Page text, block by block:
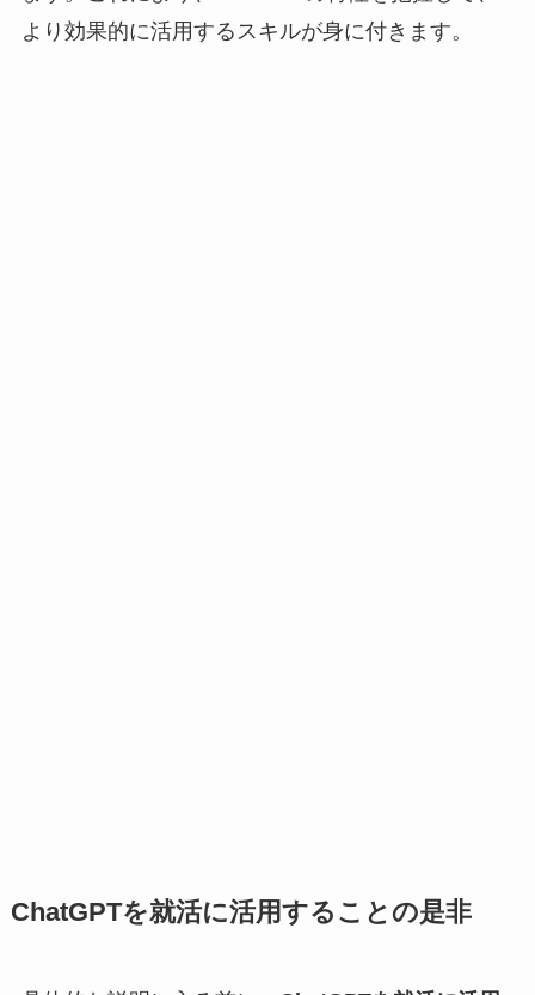
より効果的に活用するスキルが身に付きます。
ChatGPTを就活に活用することの是非